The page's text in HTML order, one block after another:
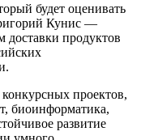
будет оценивать
Кунис —
доставки продуктов
проектов,
биоинформатика,
развитие